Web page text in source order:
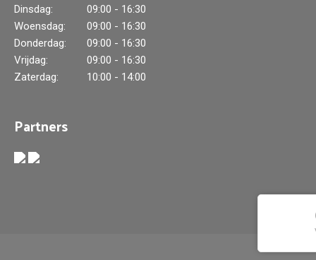
Dinsdag:
09:00 - 16:30
Woensdag:
09:00 - 16:30
Donderdag:
09:00 - 16:30
Vrijdag:
09:00 - 16:30
Zaterdag:
10:00 - 14:00
Partners